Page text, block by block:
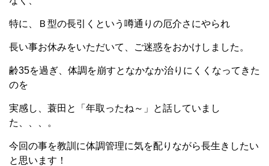
特に、Ｂ型の長引くという噂通りの厄介さにやられ
長い事お休みをいただいて、ご迷惑をおかけしました。
齢35を過ぎ、体調を崩すとなかなか治りにくくなってきた
のを
実感し、蓑田と「年取ったね～」と話していまし
た、、、。
今回の事を教訓に体調管理に気を配りながら長生きしたい
と思います！